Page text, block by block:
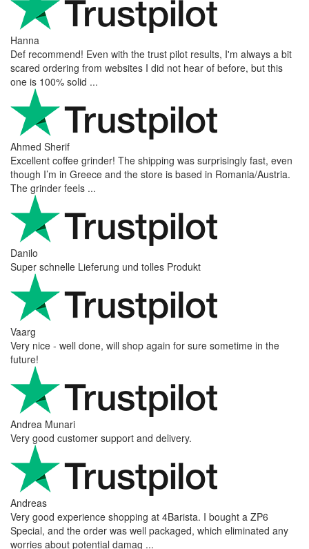
Hanna
Def recommend! Even with the trust pilot results, I'm always a bit
scared ordering from websites I did not hear of before, but this
one is 100% solid ...
Ahmed Sherif
Excellent coffee grinder! The shipping was surprisingly fast, even
though I’m in Greece and the store is based in Romania/Austria.
The grinder feels ...
Danilo
Super schnelle Lieferung und tolles Produkt
Vaarg
Very nice - well done, will shop again for sure sometime in the
future!
Andrea Munari
Very good customer support and delivery.
Andreas
Very good experience shopping at 4Barista. I bought a ZP6
Special, and the order was well packaged, which eliminated any
worries about potential damag ...